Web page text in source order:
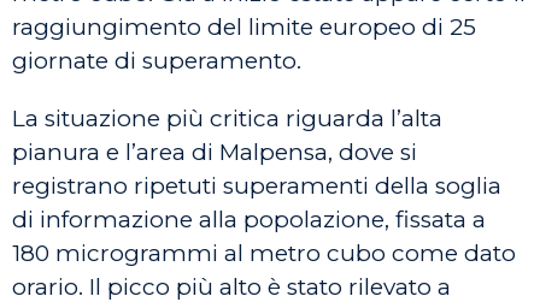
raggiungimento del limite europeo di 25
giornate di superamento.
La situazione più critica riguarda l’alta
pianura e l’area di Malpensa, dove si
registrano ripetuti superamenti della soglia
di informazione alla popolazione, fissata a
180 microgrammi al metro cubo come dato
orario. Il picco più alto è stato rilevato a